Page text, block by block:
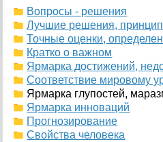
Вопросы - решения
Лучшие решения,
Точные оценки,
Кратко о важном
Ярмарка достижений,
Соответствие мировому
Ярмарка глупостей,
Ярмарка инноваций
Прогнозирование
Свойства человека